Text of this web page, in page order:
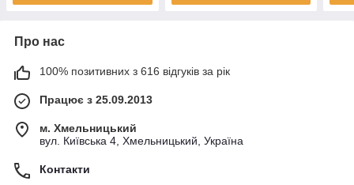
Про нас
100% позитивних з 616 відгуків за рік
Працює з 25.09.2013
м. Хмельницький
вул. Київська 4, Хмельницький, Україна
Контакти